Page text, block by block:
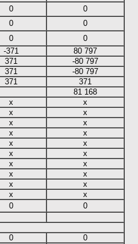
0
0
0
0
0
0
-371
80 797
371
-80 797
371
-80 797
371
371
81 168
х
х
х
х
х
х
х
х
х
х
х
х
х
х
х
х
х
х
х
х
0 0
0
0